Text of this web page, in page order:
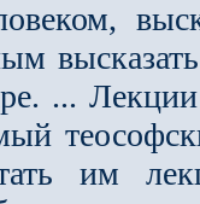
...
им